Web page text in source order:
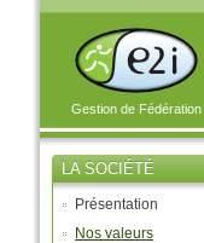
Gestion de Fédération
LA SOCIÉTÉ
Présentation
Nos valeurs